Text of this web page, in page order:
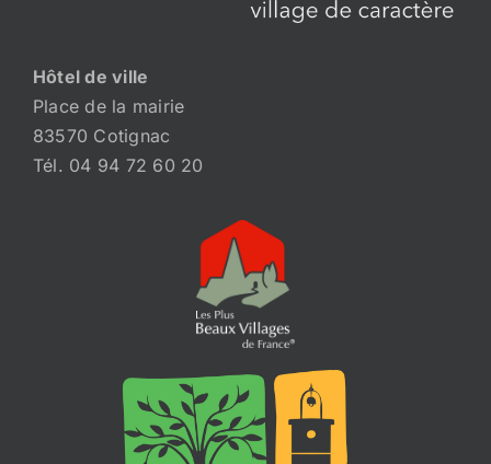
Hôtel de ville
Place de la mairie
83570 Cotignac
Tél. 04 94 72 60 20